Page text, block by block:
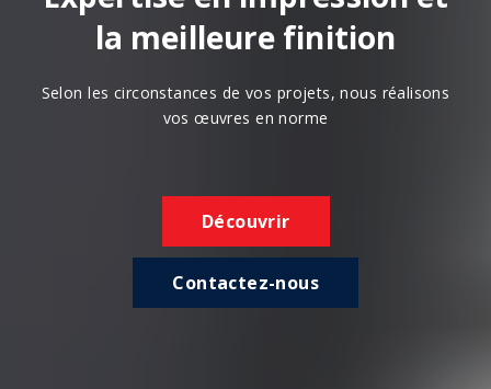
la meilleure finition
Selon les circonstances de vos projets, nous réalisons
vos œuvres en norme
Découvrir
Contactez-nous